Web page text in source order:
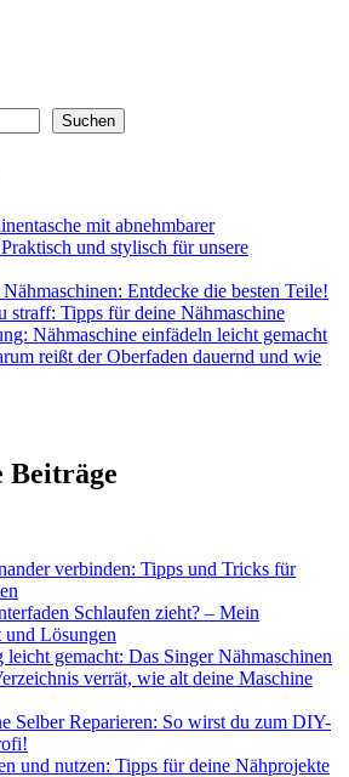
Suchen
mit abnehmbarer
und stylisch für unsere
Entdecke die besten Teile!
straff: Tipps für deine Nähmaschine
Nähmaschine einfädeln leicht gemacht
reißt der Oberfaden dauernd und wie
Beiträge
verbinden: Tipps und Tricks für
Schlaufen zieht? – Mein
Lösungen
leicht gemacht: Das Singer Nähmaschinen
verrät, wie alt deine Maschine
Selber Reparieren: So wirst du zum DIY-
und nutzen: Tipps für deine Nähprojekte